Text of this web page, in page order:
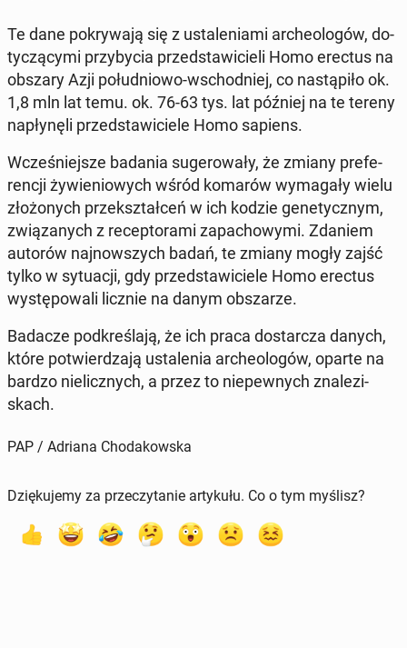
Te dane po­kry­wa­ją się z usta­le­nia­mi ar­che­olo­gów, do­
ty­czą­cy­mi przy­by­cia przed­sta­wi­cie­li Homo erectus na
obszary Azji po­łu­dnio­wo-wschod­niej, co na­stą­pi­ło ok.
1,8 mln lat temu. ok. 76-63 tys. lat później na te tereny
na­pły­nę­li przed­sta­wi­cie­le Homo sapiens.
Wcze­śniej­sze badania su­ge­ro­wa­ły, że zmiany pre­fe­
ren­cji ży­wie­nio­wych wśród komarów wy­ma­ga­ły wielu
zło­żo­nych prze­kształ­ceń w ich kodzie ge­ne­tycz­nym,
zwią­za­nych z re­cep­to­ra­mi za­pa­cho­wy­mi. Zdaniem
autorów naj­now­szych badań, te zmiany mogły zajść
tylko w sy­tu­acji, gdy przed­sta­wi­cie­le Homo erectus
wy­stę­po­wa­li licznie na danym ob­sza­rze.
Badacze pod­kre­śla­ją, że ich praca do­star­cza danych,
które po­twier­dza­ją usta­le­nia ar­che­olo­gów, oparte na
bardzo nie­licz­nych, a przez to nie­pew­nych zna­le­zi­
skach.
PAP / Adriana Chodakowska
Dziękujemy za przeczytanie artykułu. Co o tym myślisz?